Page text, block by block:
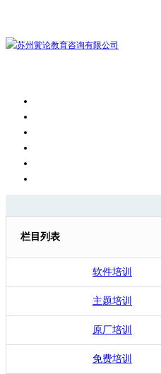
栏目列表
软件培训
主题培训
原厂培训
免费培训